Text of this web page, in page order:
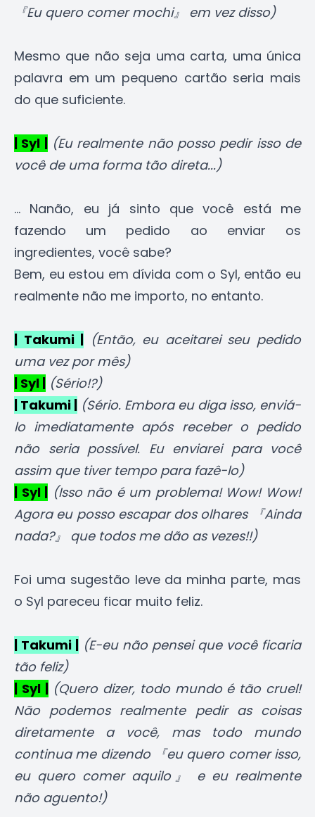
『Eu quero comer mochi』 em vez disso)
Mesmo que não seja uma carta, uma única
palavra em um pequeno cartão seria mais
do que suficiente.
| Syl | (Eu realmente não posso pedir isso de
você de uma forma tão direta...)
... Nanão, eu já sinto que você está me
fazendo um pedido ao enviar os
ingredientes, você sabe?
Bem, eu estou em dívida com o Syl, então eu
realmente não me importo, no entanto.
| Takumi | (Então, eu aceitarei seu pedido
uma vez por mês)
| Syl | (Sério!?)
| Takumi | (Sério. Embora eu diga isso, enviá-
lo imediatamente após receber o pedido
não seria possível. Eu enviarei para você
assim que tiver tempo para fazê-lo)
| Syl | (Isso não é um problema! Wow! Wow!
Agora eu posso escapar dos olhares 『Ainda
nada?』 que todos me dão as vezes!!)
Foi uma sugestão leve da minha parte, mas
o Syl pareceu ficar muito feliz.
| Takumi | (E-eu não pensei que você ficaria
tão feliz)
| Syl | (Quero dizer, todo mundo é tão cruel!
Não podemos realmente pedir as coisas
diretamente a você, mas todo mundo
continua me dizendo 『eu quero comer isso,
eu quero comer aquilo』 e eu realmente
não aguento!)